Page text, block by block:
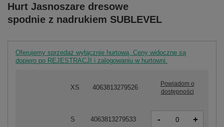
Hurt Jasnoszare dresowe
spodnie z nadrukiem SUBLEVEL
Oferujemy sprzedaż wyłącznie hurtową. Ceny widoczne są
dopiero po REJESTRACJI i zalogowaniu w hurtowni.
XS 4063813279526
Powiadom o
dostępności
S 4063813279533 - +